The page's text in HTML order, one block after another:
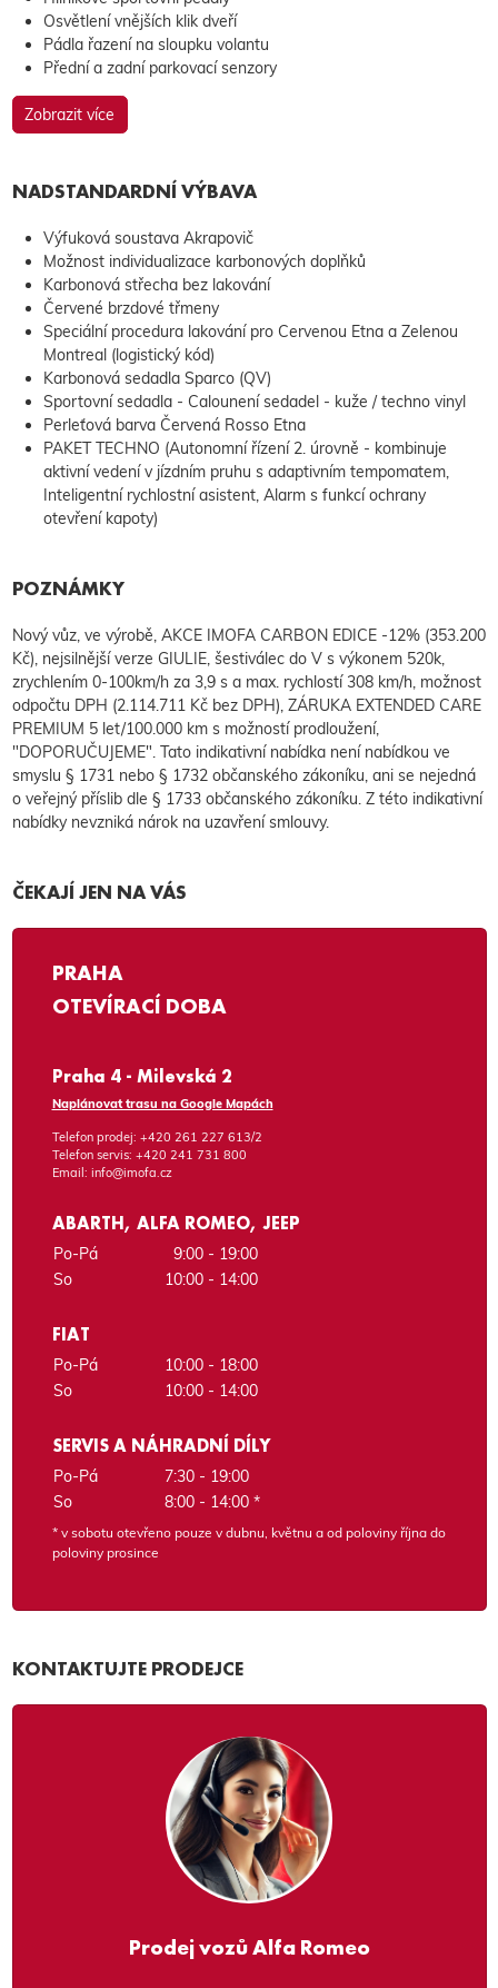
Osvětlení vnějších klik dveří
Pádla řazení na sloupku volantu
Přední a zadní parkovací senzory
Zobrazit více
NADSTANDARDNÍ VÝBAVA
Výfuková soustava Akrapovič
Možnost individualizace karbonových doplňků
Karbonová střecha bez lakování
Červené brzdové třmeny
Speciální procedura lakování pro Cervenou Etna a Zelenou
Montreal (logistický kód)
Karbonová sedadla Sparco (QV)
Sportovní sedadla - Calounení sedadel - kuže / techno vinyl
Perleťová barva Červená Rosso Etna
PAKET TECHNO (Autonomní řízení 2. úrovně - kombinuje
aktivní vedení v jízdním pruhu s adaptivním tempomatem,
Inteligentní rychlostní asistent, Alarm s funkcí ochrany
otevření kapoty)
POZNÁMKY
Nový vůz, ve výrobě, AKCE IMOFA CARBON EDICE -12% (353.200
Kč), nejsilnější verze GIULIE, šestiválec do V s výkonem 520k,
zrychlením 0-100km/h za 3,9 s a max. rychlostí 308 km/h, možnost
odpočtu DPH (2.114.711 Kč bez DPH), ZÁRUKA EXTENDED CARE
PREMIUM 5 let/100.000 km s možností prodloužení,
"DOPORUČUJEME". Tato indikativní nabídka není nabídkou ve
smyslu § 1731 nebo § 1732 občanského zákoníku, ani se nejedná
o veřejný příslib dle § 1733 občanského zákoníku. Z této indikativní
nabídky nevzniká nárok na uzavření smlouvy.
ČEKAJÍ JEN NA VÁS
PRAHA
OTEVÍRACÍ DOBA
Praha 4 - Milevská 2
Naplánovat trasu na Google Mapách
Telefon prodej: +420 261 227 613/2
Telefon servis: +420 241 731 800
Email: info@imofa.cz
ABARTH, ALFA ROMEO, JEEP
Po-Pá
9:00 - 19:00
So
10:00 - 14:00
FIAT
Po-Pá
10:00 - 18:00
So
10:00 - 14:00
SERVIS A NÁHRADNÍ DÍLY
Po-Pá
7:30 - 19:00
So
8:00 - 14:00 *
* v sobotu otevřeno pouze v dubnu, květnu a od poloviny října do
poloviny prosince
KONTAKTUJTE PRODEJCE
Prodej vozů Alfa Romeo